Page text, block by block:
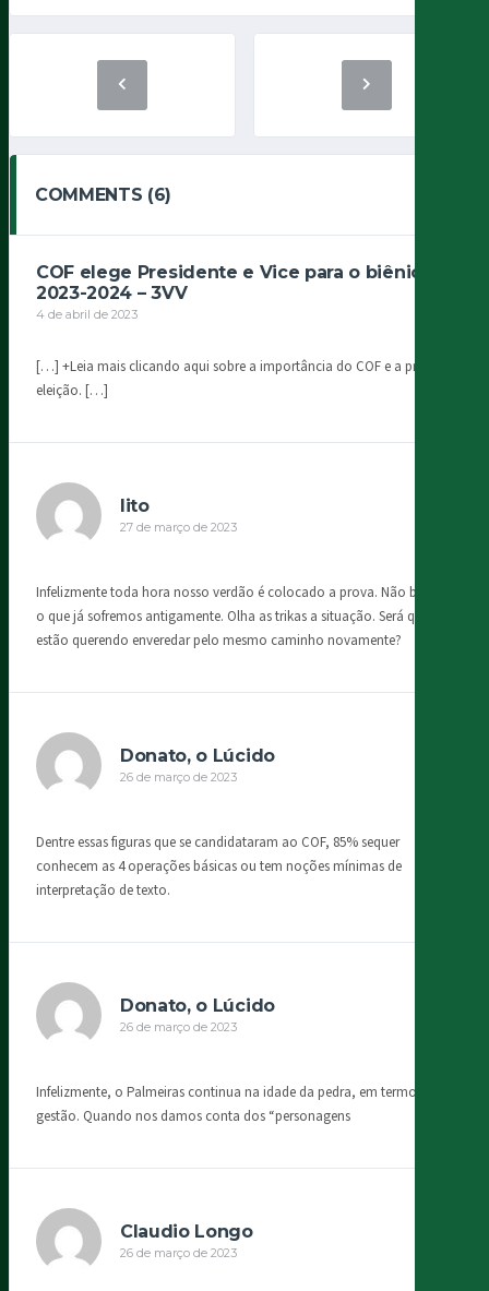
COMMENTS (6)
COF elege Presidente e Vice para o biênio
2023-2024 – 3VV
4 de abril de 2023
[…] +Leia mais clicando aqui sobre a importância do COF e a pré
eleição. […]
lito
27 de março de 2023
Infelizmente toda hora nosso verdão é colocado a prova. Não basta
o que já sofremos antigamente. Olha as trikas a situação. Será que
estão querendo enveredar pelo mesmo caminho novamente?
Donato, o Lúcido
26 de março de 2023
Dentre essas figuras que se candidataram ao COF, 85% sequer
conhecem as 4 operações básicas ou tem noções mínimas de
interpretação de texto.
Donato, o Lúcido
26 de março de 2023
Infelizmente, o Palmeiras continua na idade da pedra, em termos de
gestão. Quando nos damos conta dos “personagens
Claudio Longo
26 de março de 2023